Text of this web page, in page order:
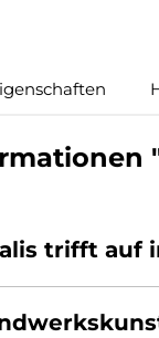
trifft auf